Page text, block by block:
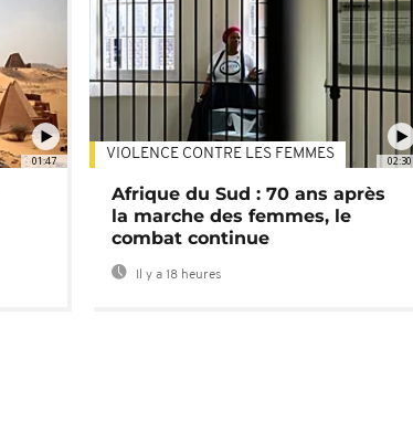
01:47 02:30
VIOLENCE CONTRE LES FEMMES
Afrique du Sud : 70 ans après
la marche des femmes, le
combat continue
Il y a 18 heures